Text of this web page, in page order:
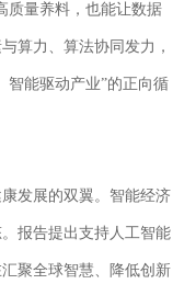
质量养料，也能让数据
算力、算法协同发力，
智能驱动产业”的正向循
发展的双翼。智能经济
报告提出支持人工智能
聚全球智慧、降低创新